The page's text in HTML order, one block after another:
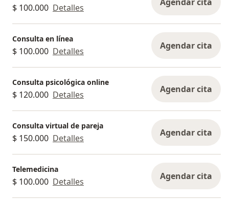
$ 100.000 Detalles
Consulta en línea
$ 100.000 Detalles Agendar cita
Consulta psicológica online
$ 120.000 Detalles Agendar cita
Consulta virtual de pareja
$ 150.000 Detalles Agendar cita
Telemedicina
$ 100.000 Detalles Agendar cita